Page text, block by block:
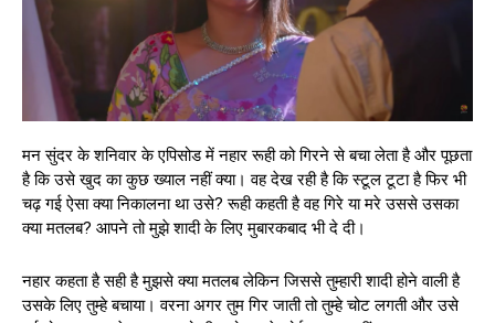
मन सुंदर के शनिवार के एपिसोड में नहार रूही को गिरने से बचा लेता है और पूछता
है कि उसे खुद का कुछ ख्याल नहीं क्या। वह देख रही है कि स्टूल टूटा है फिर भी
चढ़ गई ऐसा क्या निकालना था उसे? रूही कहती है वह गिरे या मरे उससे उसका
क्या मतलब? आपने तो मुझे शादी के लिए मुबारकबाद भी दे दी।
नहार कहता है सही है मुझसे क्या मतलब लेकिन जिससे तुम्हारी शादी होने वाली है
उसके लिए तुम्हे बचाया। वरना अगर तुम गिर जाती तो तुम्हे चोट लगती और उसे